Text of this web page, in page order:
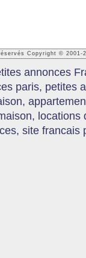
Copyright © 2001-
annonces
paris, petites
site francais